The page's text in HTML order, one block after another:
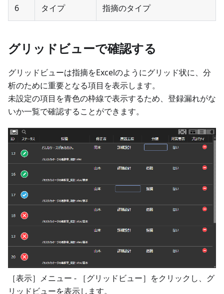
6 タイプ 指摘のタイプ
グリッドビューで確認する
グリッドビューは指摘をExcelのようにグリッド状に、分
析のために重要となる項目を表示します。
未設定の項目を青色の枠線で表示するため、登録漏れがな
いか一覧で確認することができます。
［表示］メニュー - ［グリッドビュー］をクリックし、グ
リッドビューを表示します。